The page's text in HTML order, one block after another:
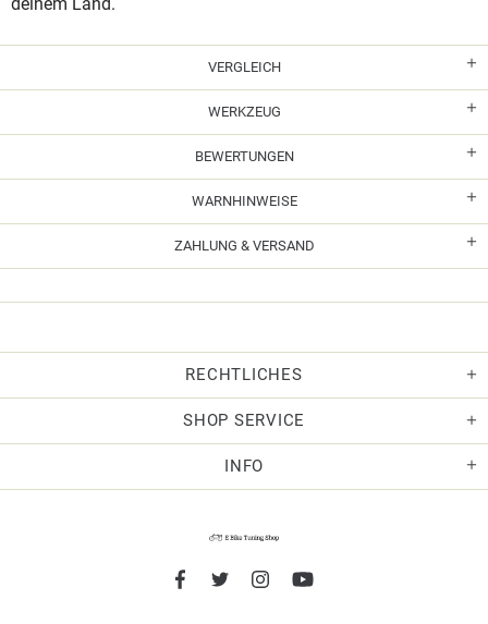
VERGLEICH
WERKZEUG
BEWERTUNGEN
WARNHINWEISE
ZAHLUNG & VERSAND
RECHTLICHES
SHOP SERVICE
INFO